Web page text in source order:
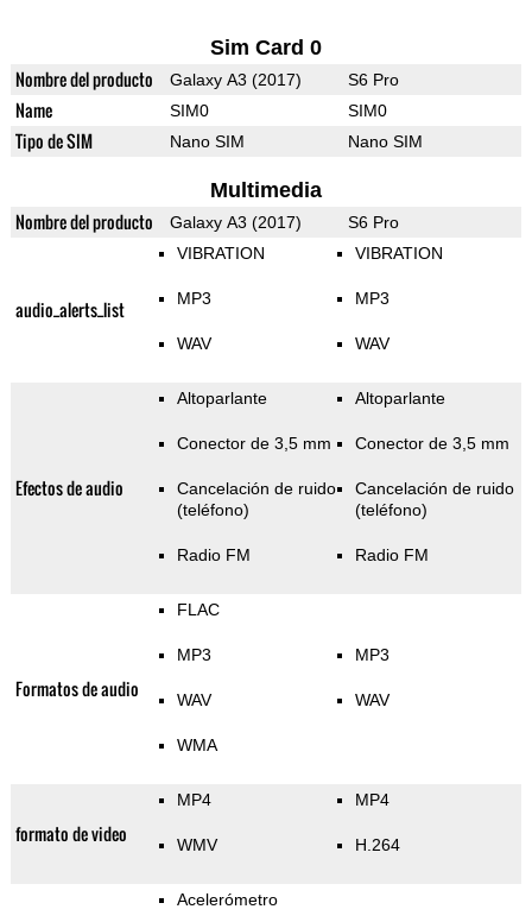
Sim Card 0
Nombre del producto Galaxy A3 (2017) S6 Pro
Name SIM0 SIM0
Tipo de SIM Nano SIM Nano SIM
Multimedia
Nombre del producto Galaxy A3 (2017) S6 Pro
audio_alerts_list
VIBRATION
MP3
WAV
VIBRATION
MP3
WAV
Efectos de audio
Altoparlante
Conector de 3,5 mm
Cancelación de ruido
(teléfono)
Radio FM
Altoparlante
Conector de 3,5 mm
Cancelación de ruido
(teléfono)
Radio FM
Formatos de audio
FLAC
MP3
WAV
WMA
MP3
WAV
formato de video
MP4
WMV
MP4
H.264
Acelerómetro